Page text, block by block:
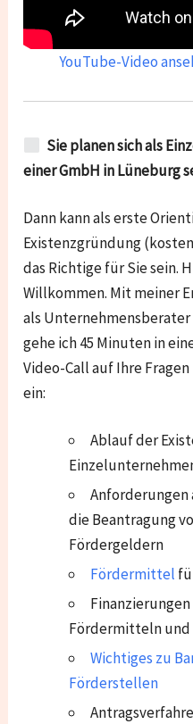
YouTube-Video
Sie planen sich als
einer GmbH in Lüneburg
Dann kann als erste
Existenzgründung
das Richtige für Sie sein.
Willkommen. Mit meiner
als
gehe ich 45 Minuten in
Video-Call auf Ihre
ein:
Ablauf der
Anforderungen
die Beantragung
Fördergeldern
Fördermittel
Fördermitteln
Wichtiges zu
Förderstellen